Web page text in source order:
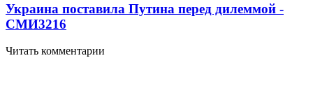
Украина поставила Путина перед дилеммой -
СМИ3216
Читать комментарии